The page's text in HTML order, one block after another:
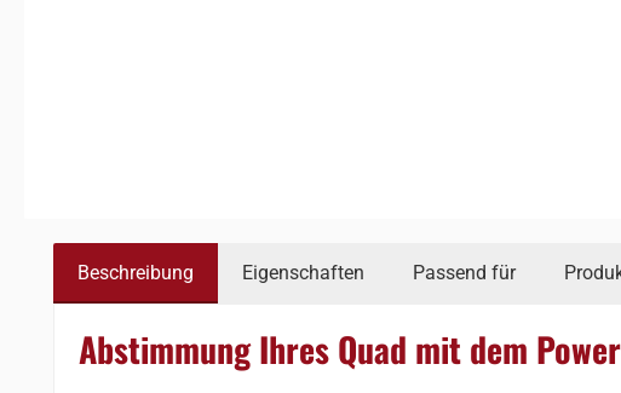
Beschreibung Eigenschaften Passend für
Abstimmung Ihres Quad mit dem